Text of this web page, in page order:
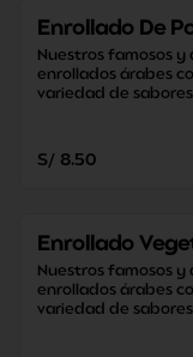
Enrollado De
Nuestros famosos y
enrollados árabes
variedad de
S/ 8.50
Enrollado
Nuestros famosos y
enrollados árabes
variedad de